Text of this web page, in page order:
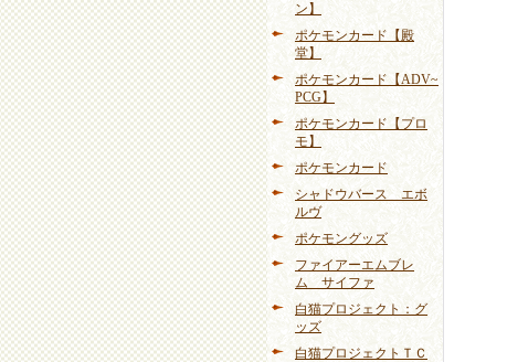
ン】
ポケモンカード【殿
堂】
ポケモンカード【ADV~
PCG】
ポケモンカード【プロ
モ】
ポケモンカード
シャドウバース エボ
ルヴ
ポケモングッズ
ファイアーエムブレ
ム サイファ
白猫プロジェクト：グ
ッズ
白猫プロジェクトＴＣ